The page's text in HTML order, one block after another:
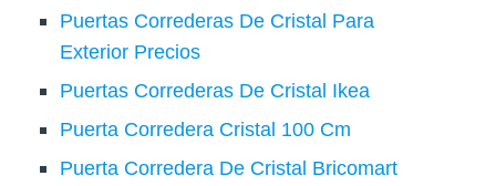
Puertas Correderas De Cristal Para
Exterior Precios
Puertas Correderas De Cristal Ikea
Puerta Corredera Cristal 100 Cm
Puerta Corredera De Cristal Bricomart